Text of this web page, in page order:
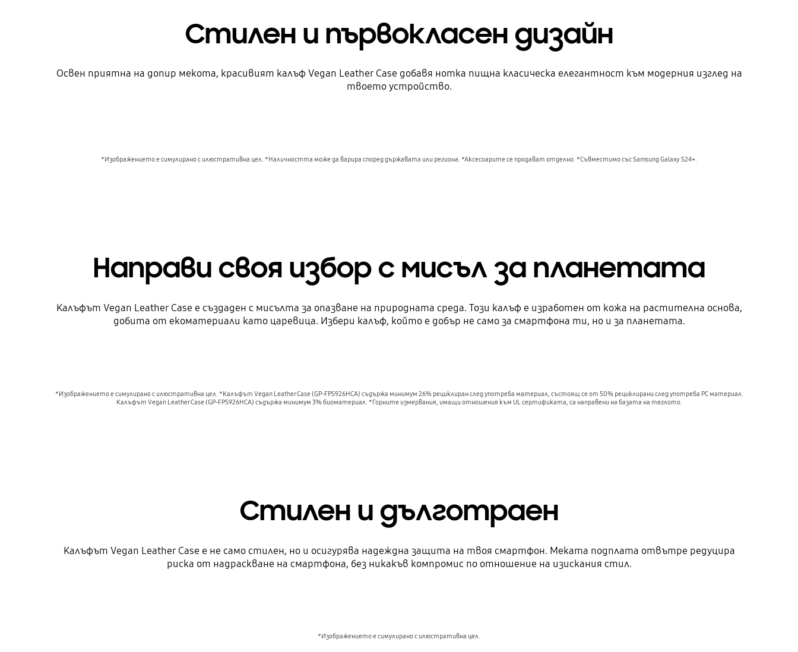
Стилен и първокласен дизайн
Освен приятна на допир мекота, красивият калъф Vegan Leather Case добавя нотка пищна класическа елегантност към модерния изглед на
твоето устройство.
*Изображението е симулирано с илюстративна цел. *Наличността може да варира според държавата или региона. *Аксесоарите се продават отделно. *Съвместимо със Samsung Galaxy S24+.
Направи своя избор с мисъл за планетата
Калъфът Vegan Leather Case е създаден с мисълта за опазване на природната среда. Този калъф е изработен от кожа на растителна основа,
добита от екоматериали като царевица. Избери калъф, който е добър не само за смартфона ти, но и за планетата.
*Изображението е симулирано с илюстративна цел. *Калъфът Vegan Leather Case (GP-FPS926HCA) съдържа минимум 26% рециклиран след употреба материал, състоящ се от 50% рециклирани след употреба PC материал.
Калъфът Vegan Leather Case (GP-FPS926HCA) съдържа минимум 3% биоматериал. *Горните измервания, имащи отношения към UL сертификата, са направени на базата на теглото.
Стилен и дълготраен
Калъфът Vegan Leather Case е не само стилен, но и осигурява надеждна защита на твоя смартфон. Меката подплата отвътре редуцира
риска от надраскване на смартфона, без никакъв компромис по отношение на изискания стил.
*Изображението е симулирано с илюстративна цел.